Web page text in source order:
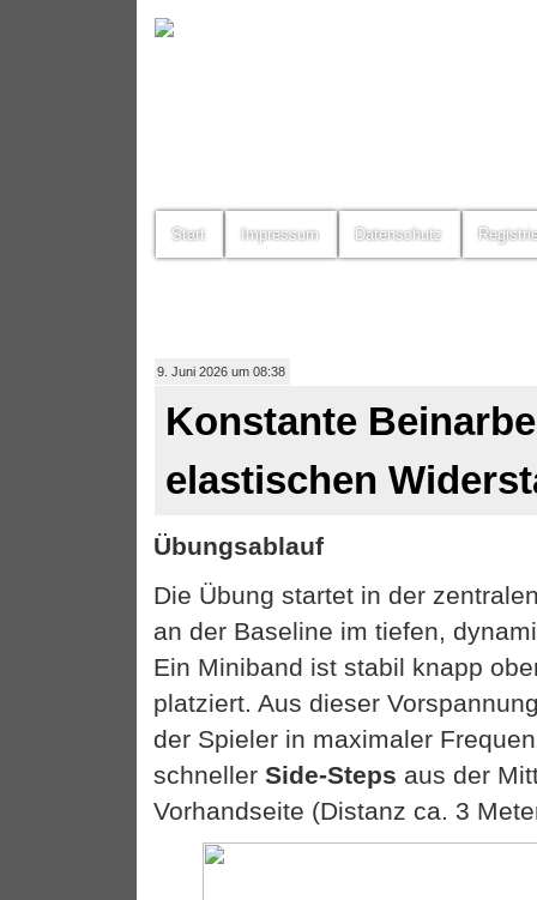
Start Impressum Datenschutz
9. Juni 2026 um 08:38
Konstante
elastischen
Übungsablauf
Die Übung startet in der
an der Baseline im tiefen,
Ein Miniband ist stabil knapp
platziert. Aus dieser
der Spieler in maximaler
schnellerSide-Steps aus der
Vorhandseite (Distanz ca. 3